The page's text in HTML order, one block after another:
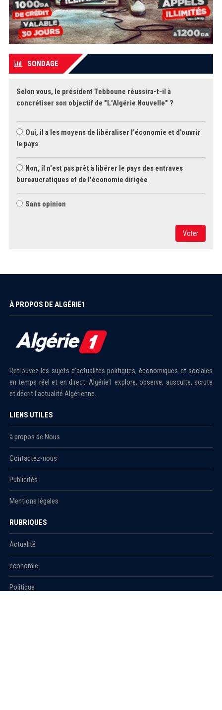
SONDAGE
Selon vous, le président Tebboune réussira-t-il à
concrétiser son objectif de "L'Algérie Nouvelle" ?
Oui, il a les moyens de libéraliser l'économie et d'ouvrir
le pays
Non, il n'est pas prêt à libérer le pays des entraves
bureaucratiques et de l'économie dirigée
Sans opinion
Voter
À PROPOS DE ALGÉRIE1
Retrouvez les sujets d'actualités politiques, économiques et sociales
en temps réel et en direct. Algérie1 explore, observe, ausculte, scrute
et décrit l'actualité Algérienne.
LIENS UTILES
à propos de Nous
Contactez-nous
Publicités
Mentions légales
RUBRIQUES
Actualité
économie
Politique